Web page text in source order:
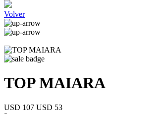
Volver
TOP MAIARA
USD 107 USD 53